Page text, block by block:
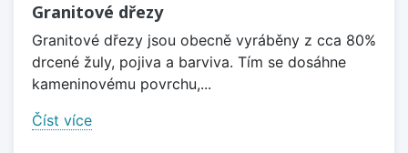
Granitové dřezy
Granitové dřezy jsou obecně vyráběny z cca 80%
drcené žuly, pojiva a barviva. Tím se dosáhne
kameninovému povrchu,...
Číst více